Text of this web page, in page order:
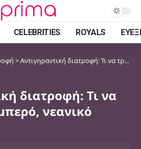
CELEBRITIES ROYALS
>Αντιγηραντική διατροφή: Τι να τρως για λαμπερό, νεανικό δέρμα
διατροφή: Τι να
νεανικό